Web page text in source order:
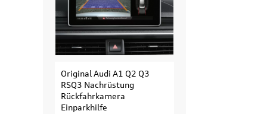
Original Audi
Erweiterungssatz
Fahrradträger für 3.